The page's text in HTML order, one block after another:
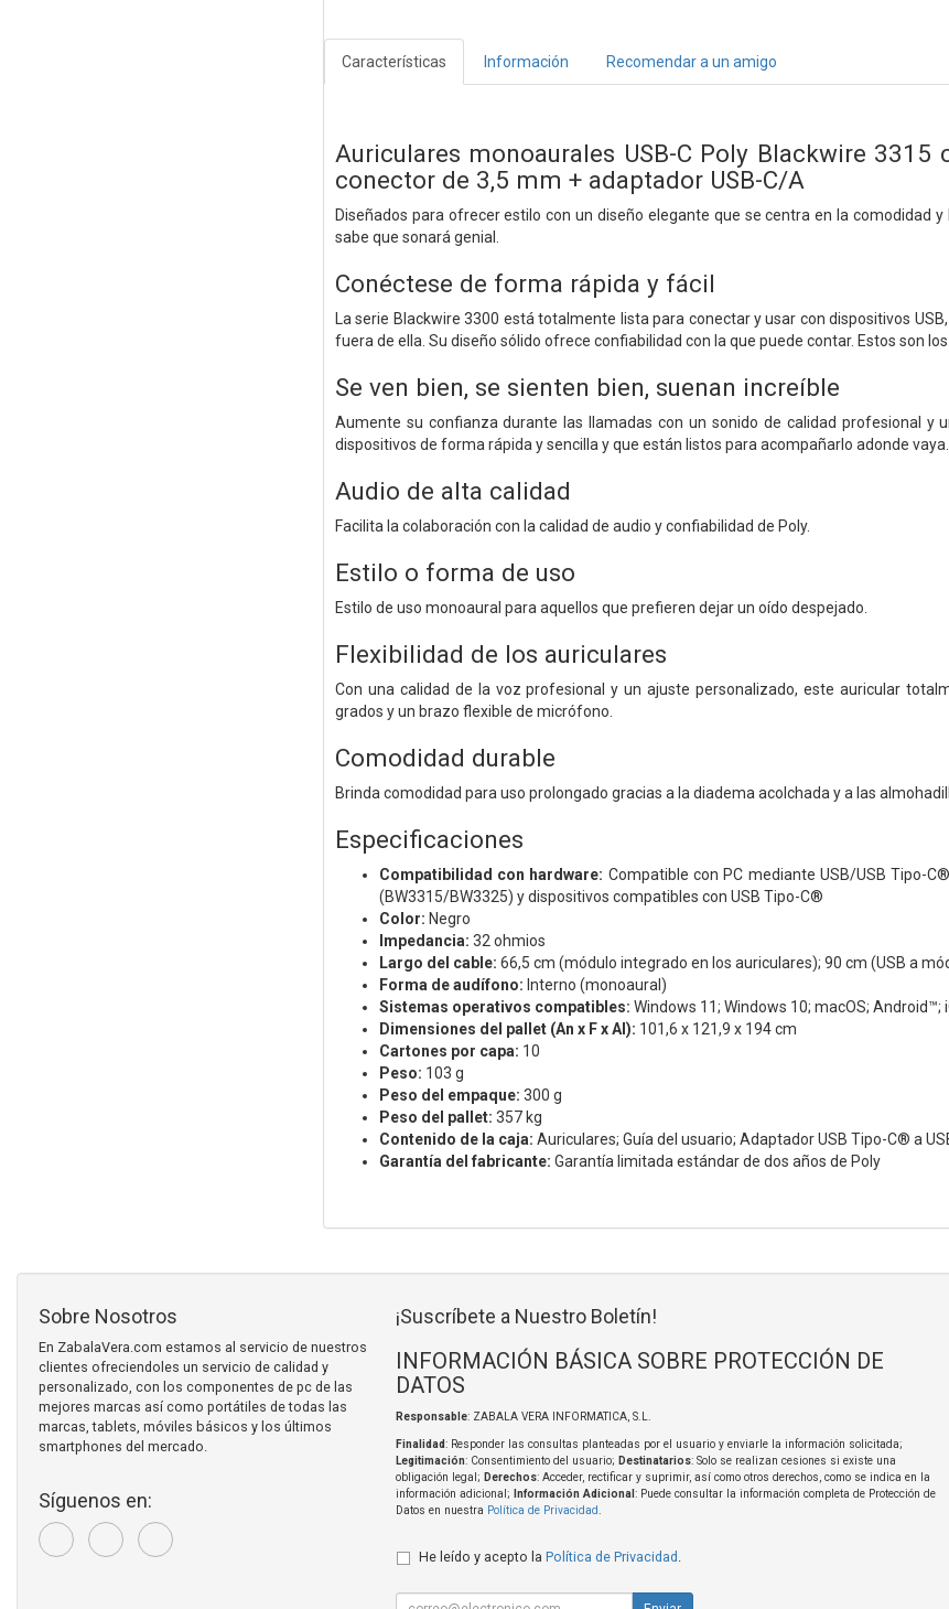
Características Información Recomendar a un amigo
Auriculares monoaurales USB-C Poly Blackwire
conector de 3,5 mm + adaptador USB-C/A
Diseñados para ofrecer estilo con un diseño elegante que se centra en la comodidad
sabe que sonará genial.
Conéctese de forma rápida y fácil
La serie Blackwire 3300 está totalmente lista para conectar y usar con dispositivos
fuera de ella. Su diseño sólido ofrece confiabilidad con la que puede contar. Estos son
Se ven bien, se sienten bien, suenan increíble
Aumente su confianza durante las llamadas con un sonido de calidad profesional y
dispositivos de forma rápida y sencilla y que están listos para acompañarlo adonde vaya.
Audio de alta calidad
Facilita la colaboración con la calidad de audio y confiabilidad de Poly.
Estilo o forma de uso
Estilo de uso monoaural para aquellos que prefieren dejar un oído despejado.
Flexibilidad de los auriculares
Con una calidad de la voz profesional y un ajuste personalizado, este auricular
grados y un brazo flexible de micrófono.
Comodidad durable
Brinda comodidad para uso prolongado gracias a la diadema acolchada y a las
Especificaciones
Compatibilidad con hardware: Compatible con PC mediante USB/USB Tipo-
(BW3315/BW3325) y dispositivos compatibles con USB Tipo-C®
Color: Negro
Impedancia: 32 ohmios
Largo del cable: 66,5 cm (módulo integrado en los auriculares); 90 cm (USB a
Forma de audífono: Interno (monoaural)
Sistemas operativos compatibles: Windows 11; Windows 10; macOS; Android™;
Dimensiones del pallet (An x F x Al): 101,6 x 121,9 x 194 cm
Cartones por capa: 10
Peso: 103 g
Peso del empaque: 300 g
Peso del pallet: 357 kg
Contenido de la caja: Auriculares; Guía del usuario; Adaptador USB Tipo-C® a
Garantía del fabricante: Garantía limitada estándar de dos años de Poly
Sobre Nosotros
En ZabalaVera.com estamos al servicio de nuestros
clientes ofreciendoles un servicio de calidad y
personalizado, con los componentes de pc de las
mejores marcas así como portátiles de todas las
marcas, tablets, móviles básicos y los últimos
smartphones del mercado.
Síguenos en:
¡Suscríbete a Nuestro Boletín!
INFORMACIÓN BÁSICA SOBRE PROTECCIÓN DE
DATOS
Responsable: ZABALA VERA INFORMATICA, S.L.
Finalidad: Responder las consultas planteadas por el usuario y enviarle la información solicitada;
Legitimación: Consentimiento del usuario; Destinatarios: Solo se realizan cesiones si existe una
obligación legal; Derechos: Acceder, rectificar y suprimir, así como otros derechos, como se indica en la
información adicional;
Información Adicional : Puede consultar la información completa de Protección de
Datos en nuestra Política de Privacidad.
He leído y acepto la Política de Privacidad .